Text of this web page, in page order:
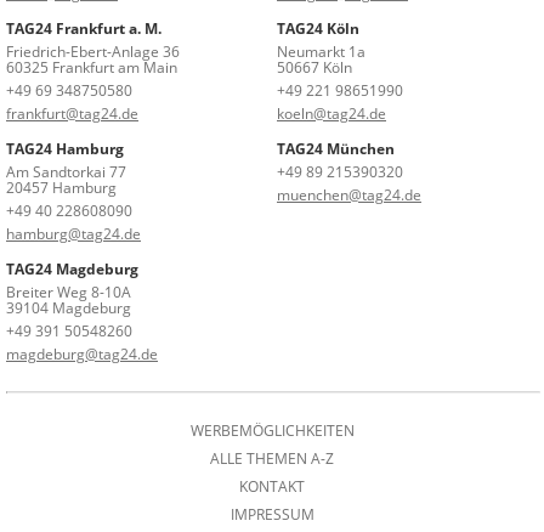
TAG24 Frankfurt a. M.
Friedrich-Ebert-Anlage 36
60325 Frankfurt am Main
+49 69 348750580
frankfurt@tag24.de
TAG24 Köln
Neumarkt 1a
50667 Köln
+49 221 98651990
koeln@tag24.de
TAG24 Hamburg
Am Sandtorkai 77
20457 Hamburg
+49 40 228608090
hamburg@tag24.de
TAG24 München
+49 89 215390320
muenchen@tag24.de
TAG24 Magdeburg
Breiter Weg 8-10A
39104 Magdeburg
+49 391 50548260
magdeburg@tag24.de
WERBEMÖGLICHKEITEN
ALLE THEMEN A-Z
KONTAKT
IMPRESSUM